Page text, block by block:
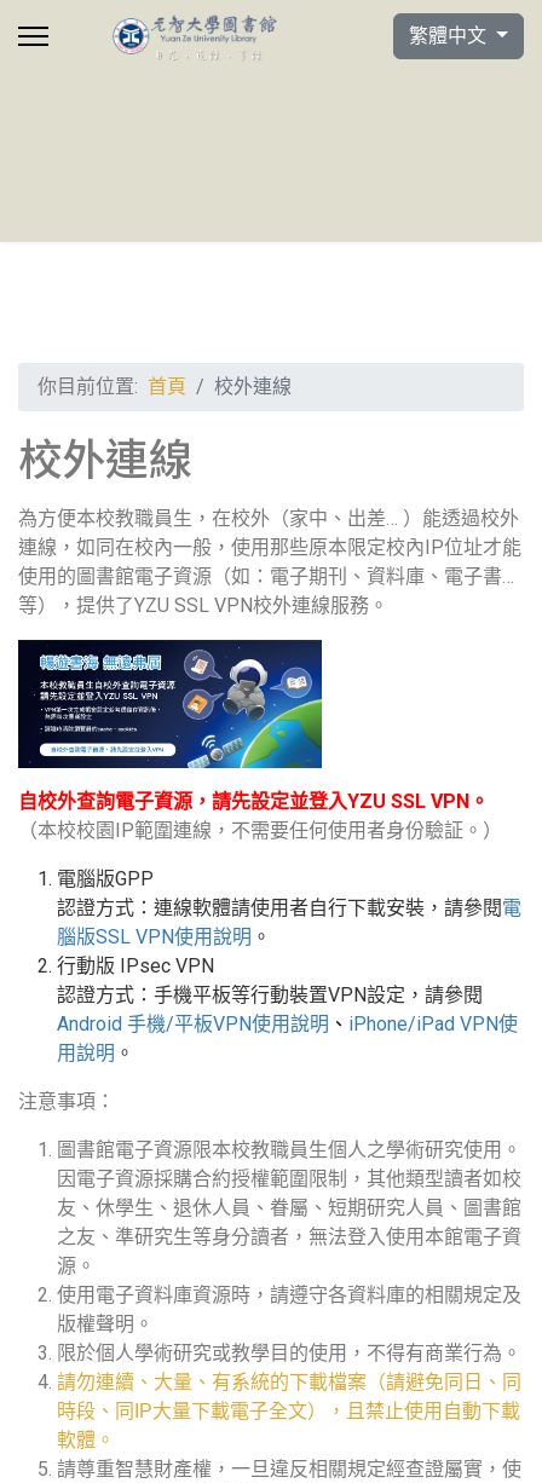
選擇你的語言
繁體中文
你目前位置: 首頁 校外連線
校外連線
為方便本校教職員生，在校外（家中、出差… ）能透過校外
連線，如同在校內一般，使用那些原本限定校內IP位址才能
使用的圖書館電子資源（如：電子期刊、資料庫、電子書…
等），提供了YZU SSL VPN校外連線服務。
自校外查詢電子資源，請先設定並登入YZU SSL VPN。
（本校校園IP範圍連線，不需要任何使用者身份驗証。）
電腦版GPP
認證方式：連線軟體請使用者自行下載安裝，請參閱電
腦版SSL VPN使用說明 。
行動版
IPsec VPN
認證方式：手機平板等行動裝置VPN設定 ，請參閱
Android 手機/平板VPN使用說明 、 iPhone/iPad VPN使
用說明 。
注意事項：
圖書館電子資源限本校教職員生個人之學術研究使用。
因電子資源採購合約授權範圍限制，其他類型讀者如校
友、休學生、退休人員、眷屬、短期研究人員、圖書館
之友、準研究生等身分讀者，無法登入使用本館電子資
源。
使用電子資料庫資源時，請遵守各資料庫的相關規定及
版權聲明。
限於個人學術研究或教學目的使用，不得有商業行為。
請勿連續、大量、有系統的下載檔案（請避免同日、同
時段、同IP大量下載電子全文），且禁止使用自動下載
軟體。
請尊重智慧財產權，一旦違反相關規定經查證屬實，使